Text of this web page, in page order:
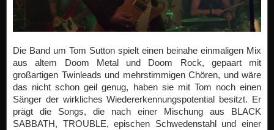
Die Band um Tom Sutton spielt einen beinahe einmaligen Mix
aus altem Doom Metal und Doom Rock, gepaart mit
großartigen Twinleads und mehrstimmigen Chören, und wäre
das nicht schon geil genug, haben sie mit Tom noch einen
Sänger der wirkliches Wiedererkennungspotential besitzt. Er
prägt die Songs, die nach einer Mischung aus BLACK
SABBATH, TROUBLE, epischen Schwedenstahl und einer